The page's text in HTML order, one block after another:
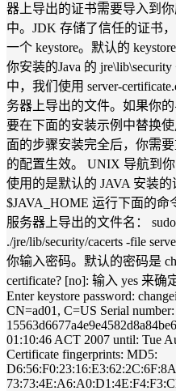
器上导出的证书需要导入到
中。JDK 存储了信任的证书
一个 keystore。默认的
你安装的Java 的
中，我们使用 server-
务器上导出的文件。如果你
要在下面的安装示例中替换
面的步骤安装完全后，你需
的配置生效。 UNIX 导航到
使用的是默认的 JAVA 安装
$JAVA_HOME 运行下面的命
服务器上导出的文件名： sudo
./jre/lib/security/cacerts -file
你输入密码。默认的密码是
certificate? [no]: 输入 yes 来确
Enter keystore password:
CN=ad01, C=US Serial number:
01:10:46 ACT 2007 until: Tue
Certificate fingerprints: MD5: